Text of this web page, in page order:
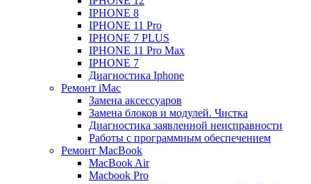
IPHONE 8
IPHONE 11 Pro
IPHONE 7 PLUS
IPHONE 11 Pro Max
IPHONE 7
Диагностика Iphone
Ремонт iMac
Замена аксессуаров
Замена блоков и модулей. Чистка
Диагностика заявленной неисправности
Работы с программным обеспечением
Ремонт MacBook
MacBook Air
Macbook Pro